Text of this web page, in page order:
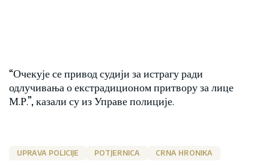
“Очекује се привод судији за истрагу ради
одлучивања о екстрадиционом притвору за лице
М.Р.”, казали су из Управе полиције.
UPRAVA POLICIJE POTJERNICA CRNA HRONIKA